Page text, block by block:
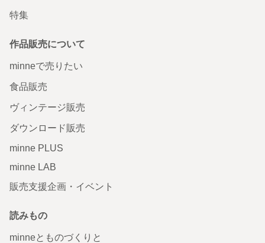
特集
作品販売について
minneで売りたい
食品販売
ヴィンテージ販売
ダウンロード販売
minne PLUS
minne LAB
販売支援企画・イベント
読みもの
minneとものづくりと